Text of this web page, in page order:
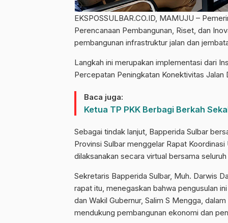
EKSPOSSULBAR.CO.ID, MAMUJU –
Perencanaan Pembangunan, Riset, dan
pembangunan infrastruktur jalan dan
Langkah ini merupakan implementasi dari
Percepatan Peningkatan Konektivitas
Baca juga:
Ketua TP PKK Berbagi Berkah
Sebagai tindak lanjut, Bapperida Sulbar
Provinsi Sulbar menggelar Rapat
dilaksanakan secara virtual bersama
Sekretaris Bapperida Sulbar, Muh. Darwis
rapat itu, menegaskan bahwa pengusulan
dan Wakil Gubernur, Salim S Mengga,
mendukung pembangunan ekonomi dan